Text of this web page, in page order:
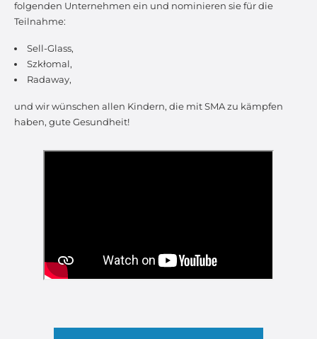
folgenden Unternehmen ein und nominieren sie für die
Teilnahme:
Sell-Glass,
Szkłomal,
Radaway,
und wir wünschen allen Kindern, die mit SMA zu kämpfen
haben, gute Gesundheit!